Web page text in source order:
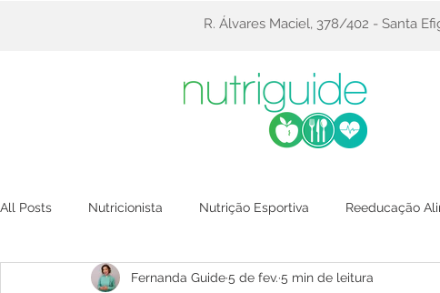
R. Álvares Maciel, 378/402 - Santa
All Posts Nutricionista Nutrição Esportiva Reeducação
Fernanda Guide5 de fev. 5 min de leitura